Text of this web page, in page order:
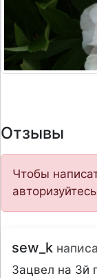
Отзывы
Чтобы
sew_k
Зацвел на 3й